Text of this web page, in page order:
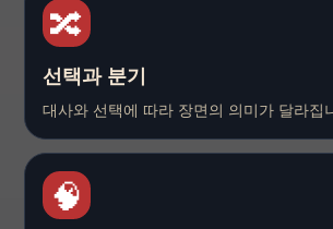
🔀
선택과 분기
대사와 선택에 따라 장면의 의미가 달라집
🧠